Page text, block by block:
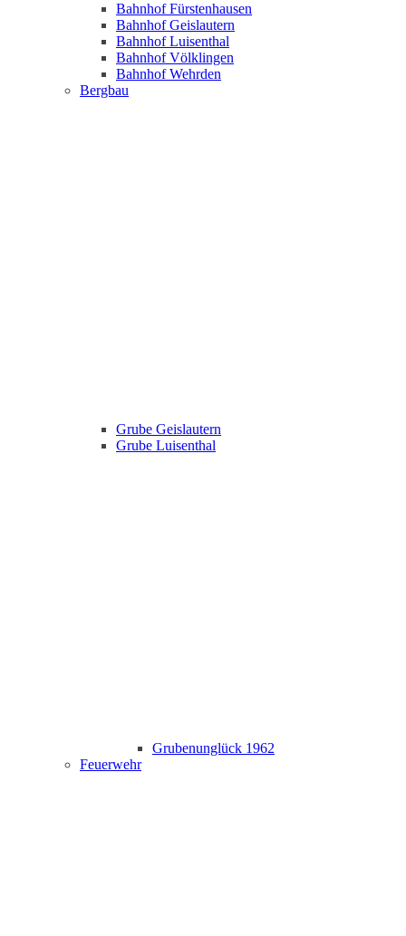
Bahnhof Fürstenhausen
Bahnhof Geislautern
Bahnhof Luisenthal
Bahnhof Völklingen
Bahnhof Wehrden
Bergbau
Grube Geislautern
Grube Luisenthal
Grubenunglück 1962
Feuerwehr